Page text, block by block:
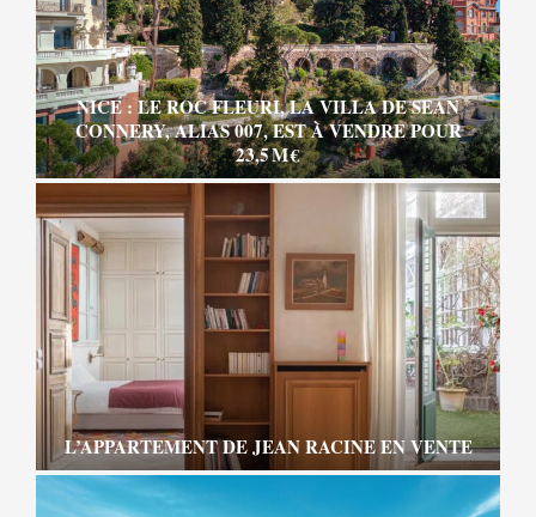
NICE : LE ROC FLEURI, LA VILLA DE SEAN
CONNERY, ALIAS 007, EST À VENDRE POUR
23,5 M €
L’APPARTEMENT DE JEAN RACINE EN VENTE